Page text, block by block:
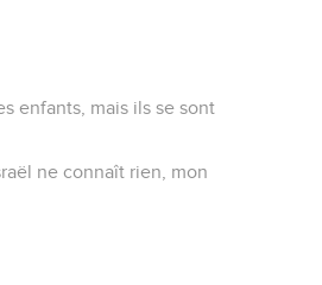
enfants, mais ils se sont
ne connaît rien, mon